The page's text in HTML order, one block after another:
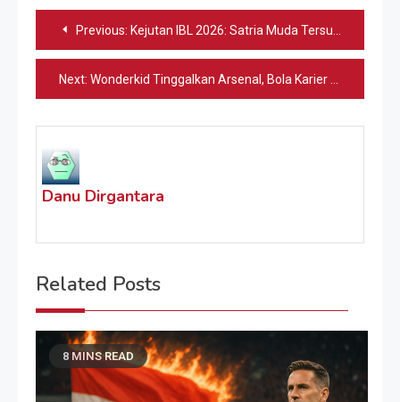
Navigasi
pos
Previous: Kejutan IBL 2026: Satria Muda Tersungkur di Kandang
Next: Wonderkid Tinggalkan Arsenal, Bola Karier Baru Dimulai
Danu Dirgantara
Related Posts
8 MINS READ